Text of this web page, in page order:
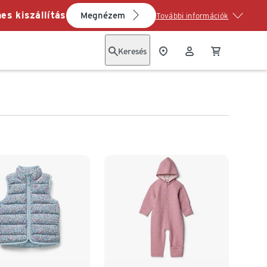
kiszállítás Megnézem További információk
Keresés